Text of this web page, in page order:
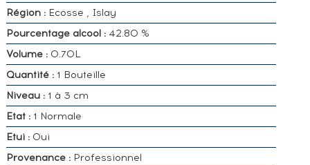
Région : Ecosse , Islay
Pourcentage alcool :42.80 %
Volume : 0.70L
Quantité :1 Bouteille
Niveau :1 à 3 cm
Etat :1 Normale
Etui :Oui
Provenance :Professionnel